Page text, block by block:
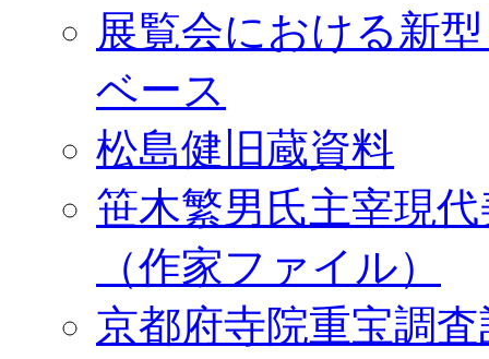
展覧会における新
ベース
松島健旧蔵資料
笹木繁男氏主宰現
（作家ファイル）
京都府寺院重宝調